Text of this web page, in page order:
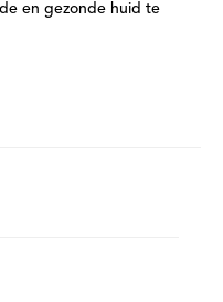
en gezonde huid te